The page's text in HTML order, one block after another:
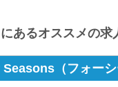
あるオススメの求
Seasons（フォーシ